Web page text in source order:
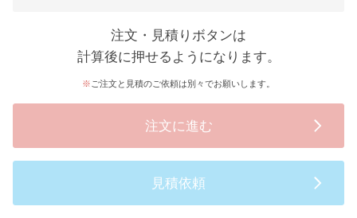
注文・見積りボタンは
計算後に押せるようになります。
ご注文と見積のご依頼は別々でお願いします。
注文に進む
見積依頼